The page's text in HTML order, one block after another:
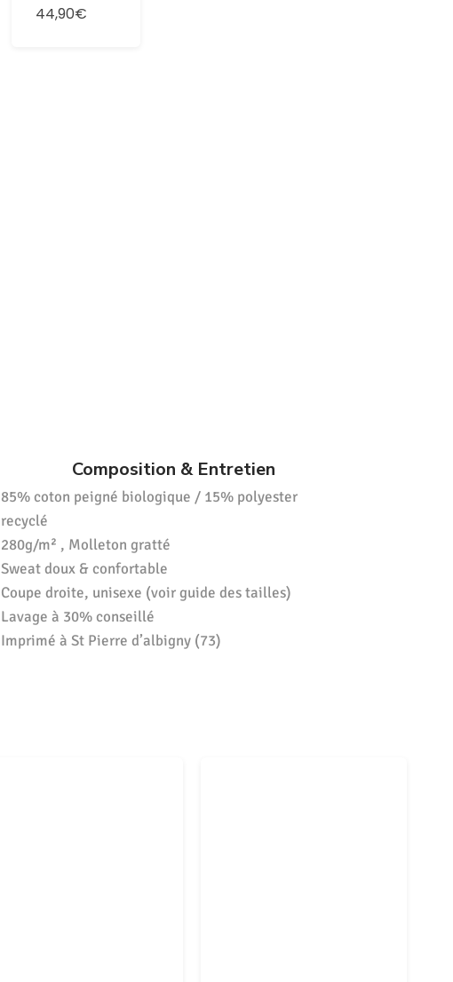
44,90€
Composition & Entretien
85% coton peigné biologique / 15% polyester
recyclé
280g/m² , Molleton gratté
Sweat doux & confortable
Coupe droite, unisexe (voir guide des tailles)
Lavage à 30% conseillé
Imprimé à St Pierre d’albigny (73)